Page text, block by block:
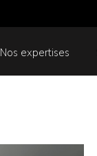
Nos expertises